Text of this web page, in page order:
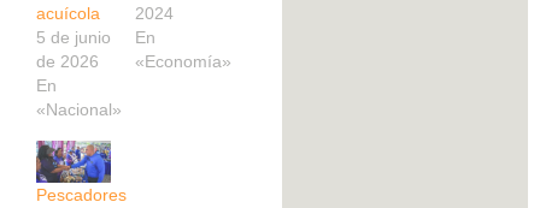
acuícola
5 de junio
de 2026
En
«Nacional»
2024
En
«Economía»
Pescadores